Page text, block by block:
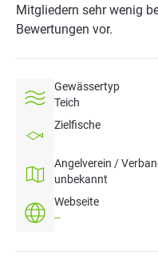
Mitgliedern sehr wenig
Bewertungen vor.
Gewässertyp
Teich
Zielfische
Angelverein /
unbekannt
Webseite
--